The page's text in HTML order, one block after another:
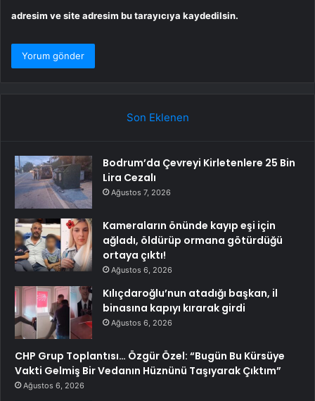
adresim ve site adresim bu tarayıcıya kaydedilsin.
Son Eklenen
Bodrum’da Çevreyi Kirletenlere 25 Bin
Lira Cezalı
Ağustos 7, 2026
Kameraların önünde kayıp eşi için
ağladı, öldürüp ormana götürdüğü
ortaya çıktı!
Ağustos 6, 2026
Kılıçdaroğlu’nun atadığı başkan, il
binasına kapıyı kırarak girdi
Ağustos 6, 2026
CHP Grup Toplantısı… Özgür Özel: “Bugün Bu Kürsüye
Vakti Gelmiş Bir Vedanın Hüznünü Taşıyarak Çıktım”
Ağustos 6, 2026